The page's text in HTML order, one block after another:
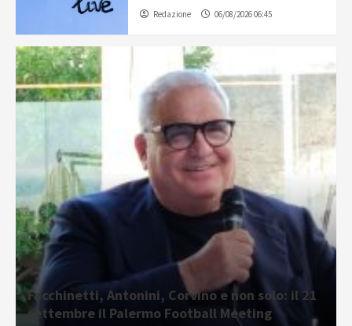
Redazione 06/08/2026 06:45
Facchinetti, Antonini, Corvino e non solo: il 21
settembre il Palermo Football Meeting